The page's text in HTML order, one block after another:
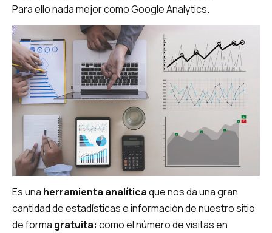
Para ello nada mejor como Google Analytics.
Es una herramienta analíticaque nos da una gran
cantidad de estadísticas e información de nuestro sitio
de forma gratuita: como el número de visitas en